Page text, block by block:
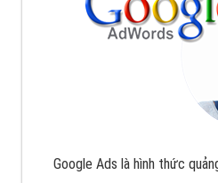
Google Ads là hình thức